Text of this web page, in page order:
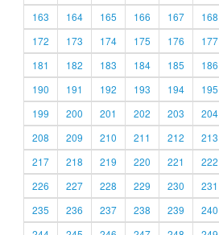
163
164 165 166 167 168
172
173 174 175 176 177
181
182 183 184 185 186
190
191 192 193 194 195
199
200 201 202 203 204
208
209 210 211 212 213
217
218 219 220 221 222
226
227 228 229 230 231
235
236 237 238 239 240